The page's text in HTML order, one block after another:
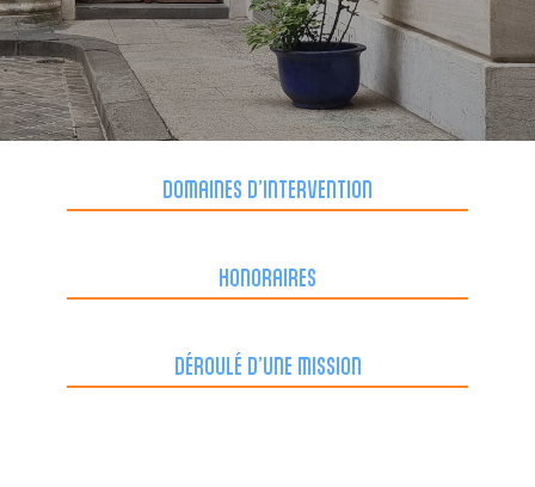
DOMAINES D’INTERVENTION
HONORAIRES
DÉROULÉ D’UNE MISSION